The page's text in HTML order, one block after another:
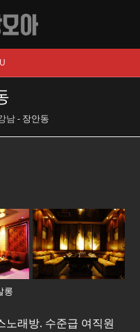
남- 장안동
롱
노래방. 수준급 여직원